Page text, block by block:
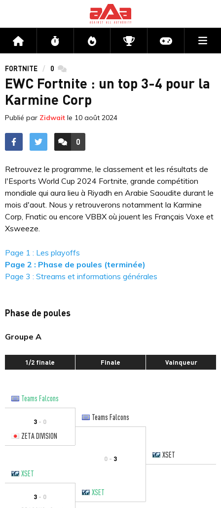
Accueil Flux Directs CompétitionsActu jeux
FORTNITE 0 commentaires
EWC Fortnite : un top 3-4 pour la
Karmine Corp
Publié par Zidwait le 10 août 2024
ACCÉDER AUX
0
COMMENTAIRES
Retrouvez le programme, le classement et les résultats de
l'Esports World Cup 2024 Fortnite, grande compétition
mondiale qui aura lieu à Riyadh en Arabie Saoudite durant le
mois d'aout. Nous y retrouverons notamment la Karmine
Corp, Fnatic ou encore VBBX où jouent les Français Voxe et
Xsweeze.
Page 1 : Les playoffs
Page 2 : Phase de poules (terminée)
Page 3 : Streams et informations générales
Phase de poules
Groupe A
1/2 finale Finale Vainqueur
Teams Falcons
3 - 0
Teams Falcons
ZETA DIVISION
0 - 3
XSET
XSET
3 - 0
XSET